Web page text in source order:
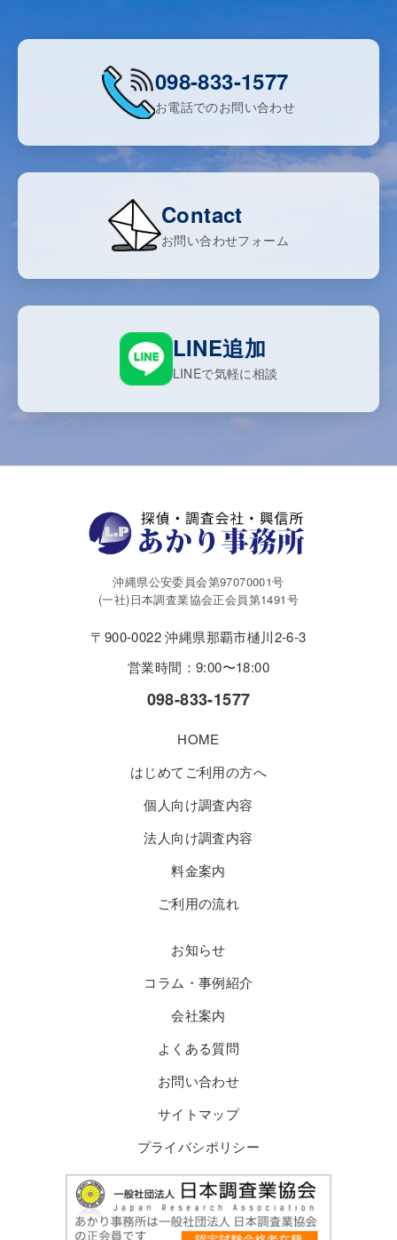
098-833-1577
お電話でのお問い合わせ
Contact
お問い合わせフォーム
LINE追加
LINEで気軽に相談
沖縄県公安委員会第97070001号
(一社)日本調査業協会正会員第1491号
〒900-0022 沖縄県那覇市樋川2-6-3
営業時間：9:00〜18:00
098-833-1577
HOME
はじめてご利用の方へ
個人向け調査内容
法人向け調査内容
料金案内
ご利用の流れ
お知らせ
コラム・事例紹介
会社案内
よくある質問
お問い合わせ
サイトマップ
プライバシポリシー